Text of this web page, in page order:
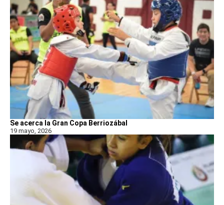
Se acerca la Gran Copa Berriozábal
19 mayo, 2026